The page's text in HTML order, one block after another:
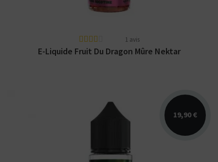
1 avis
E-Liquide Fruit Du Dragon Mûre Nektar
19,90 €